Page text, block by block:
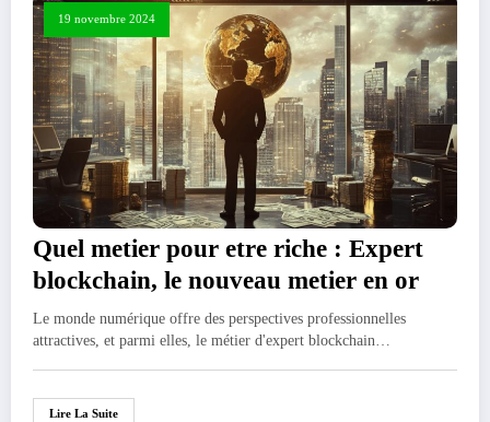
19 novembre 2024
Quel metier pour etre riche : Expert
blockchain, le nouveau metier en or
Le monde numérique offre des perspectives professionnelles
attractives, et parmi elles, le métier d'expert blockchain…
Lire La Suite